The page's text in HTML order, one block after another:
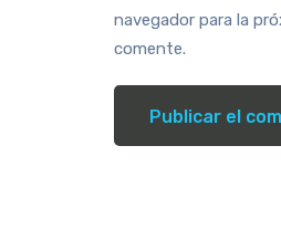
navegador para la
comente.